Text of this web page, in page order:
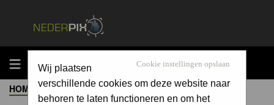
MENU Cookie instellingen opslaan
Wij plaatsen
verschillende cookies om deze website naar
behoren te laten functioneren en om het
HOME ->ALBUM